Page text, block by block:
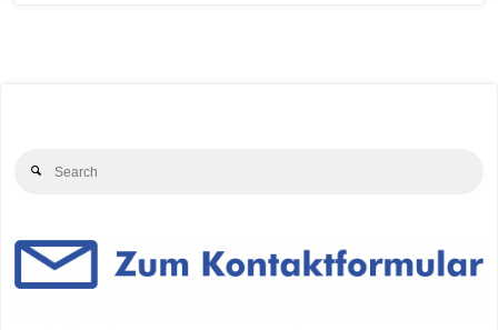
Search